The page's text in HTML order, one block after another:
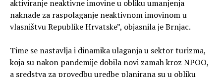
aktiviranje neaktivne imovine u obliku umanjenja
naknade za raspolaganje neaktivnom imovinom u
vlasništvu Republike Hrvatske”, objasnila je Brnjac.
Time se nastavlja i dinamika ulaganja u sektor turizma,
koja su nakon pandemije dobila novi zamah kroz NPOO,
a sredstva za provedbu uredbe planirana su u obliku